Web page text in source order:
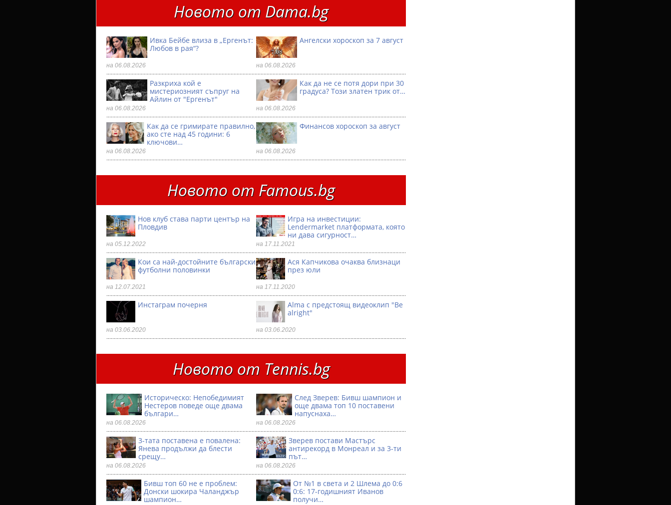
Новото от Dama.bg
Ивка Бейбе влиза в „Ергенът:
Любов в рая“?
на 06.08.2026
Ангелски хороскоп за 7 август
на 06.08.2026
Разкриха кой е
мистериозният съпруг на
Айлин от "Ергенът"
на 06.08.2026
Как да не се потя дори при 30
градуса? Този златен трик от…
на 06.08.2026
Как да се гримирате правилно,
ако сте над 45 години: 6
ключови…
на 06.08.2026
Финансов хороскоп за август
на 06.08.2026
Новото от Famous.bg
Нов клуб става парти център на
Пловдив
на 05.12.2022
Игра на инвестиции:
Lendermarket платформата, която
ни дава сигурност…
на 17.11.2021
Кои са най-достойните български
футболни половинки
на 12.07.2021
Ася Капчикова очаква близнаци
през юли
на 17.11.2020
Инстаграм почерня
на 03.06.2020
Alma с предстоящ видеоклип "Be
alright"
на 03.06.2020
Новото от Тennis.bg
Историческо: Непобедимият
Нестеров поведе още двама
българи…
на 06.08.2026
След Зверев: Бивш шампион и
още двама топ 10 поставени
напуснаха…
на 06.08.2026
3-тата поставена е повалена:
Янева продължи да блести
срещу…
на 06.08.2026
Зверев постави Мастърс
антирекорд в Монреал и за 3-ти
път…
на 06.08.2026
Бивш топ 60 не е проблем:
Донски шокира Чаланджър
шампион…
От №1 в света и 2 Шлема до 0:6
0:6: 17-годишният Иванов
получи…